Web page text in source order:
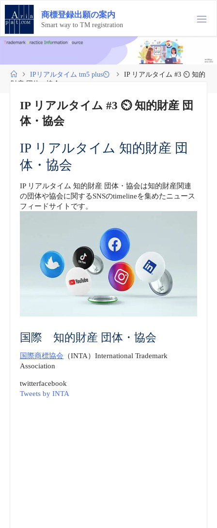
コ
テ
ン
ツ
ス
商標登録出願の案内
Smart way to TM registration
ホ
ー
IPリアルタイム tm5 plus⏲
IP リアルタイム #3 ⏲ 知的
財産 団体・協会
IP リアルタイム #3 ⏲ 知的財産 団
体・協会
IP リアルタイム 知的財産 団
体・協会
IP リアルタイム 知的財産 団体・協会は知的財産関連
の団体や協会に関するSNSのtimelineを集めたニュース
フィードサイトです。
国際 知的財産 団体・協会
国際商標協会 （INTA）International Trademark
Association
twitterfacebook
Tweets by INTA